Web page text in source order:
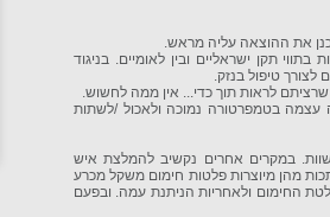
את ההוצאה עליה מראש.
תקן ישראליים ובין לאומיים. בניגוד
לצורך טיפול בנזק.
לראות תוך כדי... אין ממה לחשוש.
עצמה בטמפרטורה נמוכה ולאכול /לשתות
במקרים אחרים נקשיב להמלצת איש
מהן מיוצרות פלטות חימום משקל מכרע
החימום ולאחריות הניתנת עמה. ובפעם